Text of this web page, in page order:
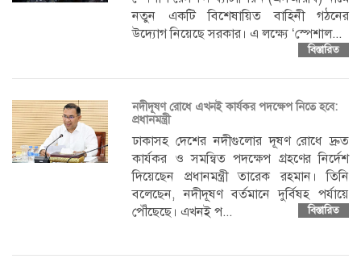
নতুন একটি বিশেষায়িত বাহিনী গঠনের
উদ্যোগ নিয়েছে সরকার। এ লক্ষ্যে ‘স্পেশাল...
বিস্তারিত
নদীদূষণ রোধে এখনই কার্যকর পদক্ষেপ নিতে হবে:
প্রধানমন্ত্রী
ঢাকাসহ দেশের নদীগুলোর দূষণ রোধে দ্রুত
কার্যকর ও সমন্বিত পদক্ষেপ গ্রহণের নির্দেশ
দিয়েছেন প্রধানমন্ত্রী তারেক রহমান। তিনি
বলেছেন, নদীদূষণ বর্তমানে দুর্বিষহ পর্যায়ে
পৌঁছেছে। এখনই প...
বিস্তারিত